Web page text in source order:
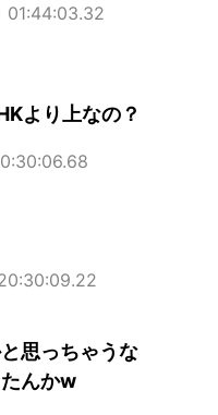
01:44:03.32
より上なの？
思っちゃうな
んかw